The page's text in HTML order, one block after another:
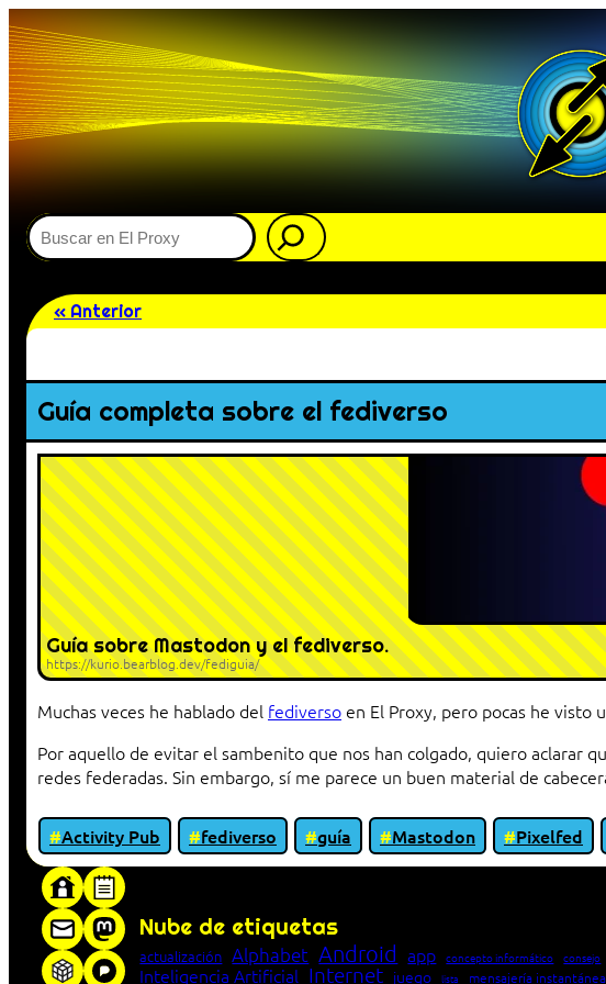
Buscar
« Anterior
Guía completa sobre el fediverso
Guía sobre Mastodon y el fediverso.
https://kurio.bearblog.dev/fediguia/
Muchas veces he hablado del fediverso en El Proxy, pero pocas he visto
Por aquello de evitar el sambenito que nos han colgado, quiero aclarar
redes federadas. Sin embargo, sí me parece un buen material de
Activity Pub fediverso guía Mastodon Pixelfed
Nube de etiquetas
actualización Alphabet Android app concepto informático consejo
Inteligencia Artificial Internet juego lista mensajería instantánea